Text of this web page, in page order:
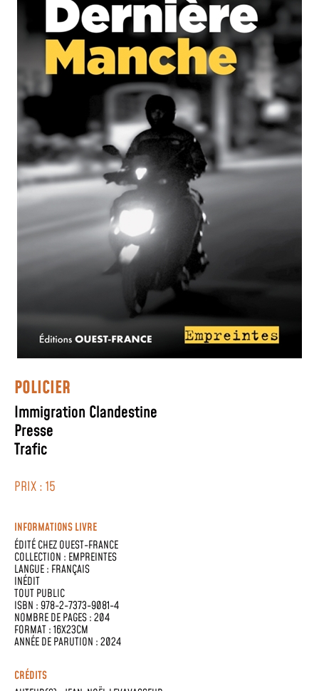
POLICIER
Immigration Clandestine
Presse
Trafic
PRIX : 15
INFORMATIONS LIVRE
ÉDITÉ CHEZOUEST-FRANCE
COLLECTION : EMPREINTES
LANGUE : FRANÇAIS
INÉDIT
TOUT PUBLIC
ISBN : 978-2-7373-9081-4
NOMBRE DE PAGES : 204
FORMAT : 16X23CM
ANNÉE DE PARUTION : 2024
CRÉDITS